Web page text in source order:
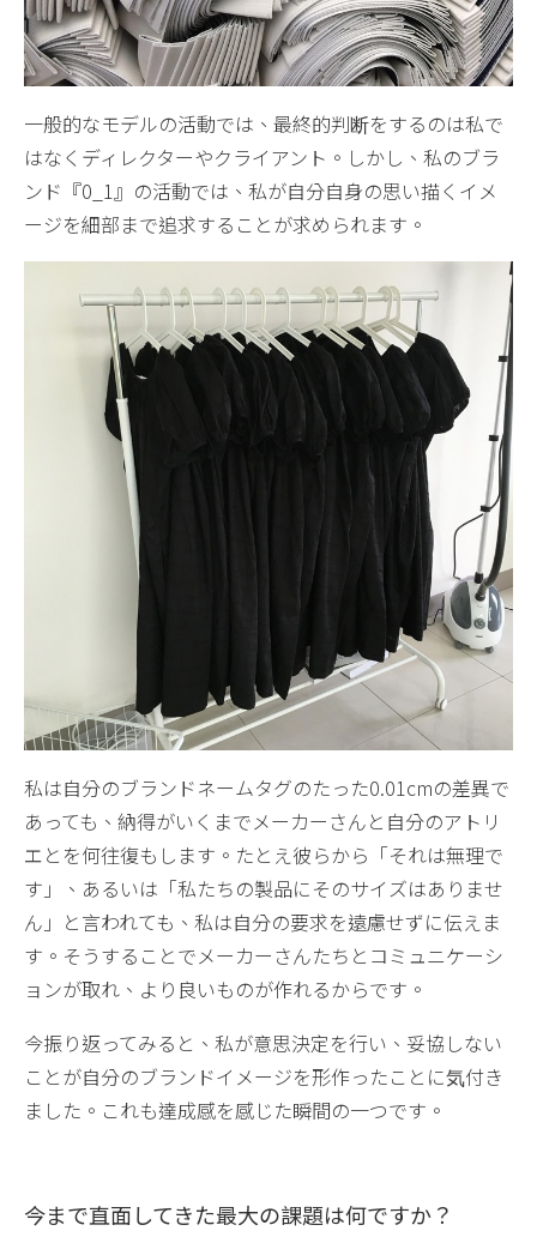
一般的なモデルの活動では、最終的判断をするのは私で
はなくディレクターやクライアント。しかし、私のブラ
ンド『0_1』の活動では、私が自分自身の思い描くイメ
ージを細部まで追求することが求められます。
私は自分のブランドネームタグのたった0.01cmの差異で
あっても、納得がいくまでメーカーさんと自分のアトリ
エとを何往復もします。たとえ彼らから「それは無理で
す」、あるいは「私たちの製品にそのサイズはありませ
ん」と言われても、私は自分の要求を遠慮せずに伝えま
す。そうすることでメーカーさんたちとコミュニケーシ
ョンが取れ、より良いものが作れるからです。
今振り返ってみると、私が意思決定を行い、妥協しない
ことが自分のブランドイメージを形作ったことに気付き
ました。これも達成感を感じた瞬間の一つです。
今まで直面してきた最大の課題は何ですか？